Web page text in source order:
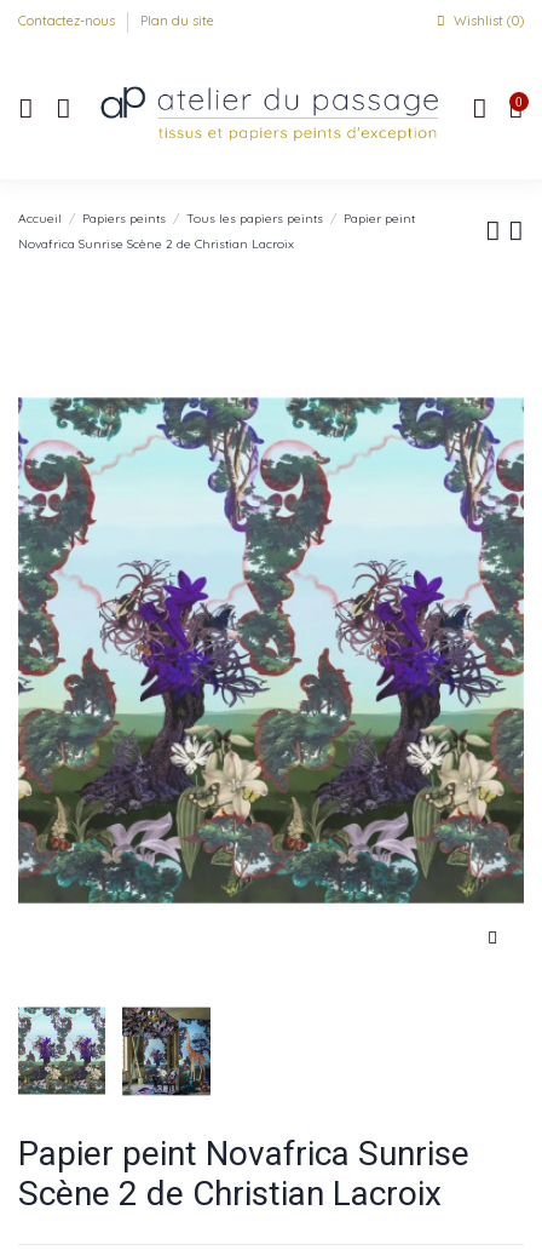
Contactez-nous Plan du site Wishlist (0)
0
Accueil Papiers peints Tous les papiers peints
Papier peint
Novafrica Sunrise Scène 2 de Christian Lacroix
Papier peint Novafrica Sunrise
Scène 2 de Christian Lacroix